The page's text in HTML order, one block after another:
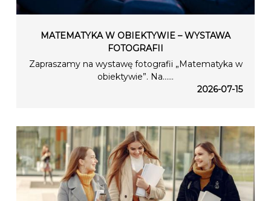
MATEMATYKA W OBIEKTYWIE – WYSTAWA
FOTOGRAFII
Zapraszamy na wystawę fotografii „Matematyka w
obiektywie”. Na…...
2026-07-15